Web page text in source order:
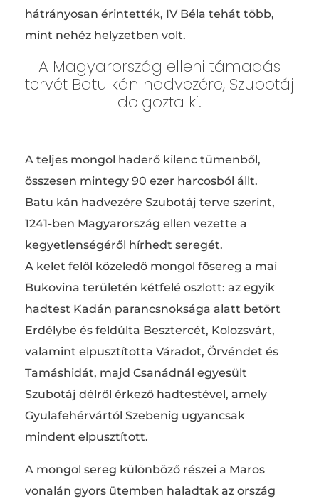
hátrányosan érintették, IV Béla tehát több,
mint nehéz helyzetben volt.
A Magyarország elleni támadás
tervét Batu kán hadvezére, Szubotáj
dolgozta ki.
A teljes mongol haderő kilenc tümenből,
összesen mintegy 90 ezer harcosból állt.
Batu kán hadvezére Szubotáj terve szerint,
1241-ben Magyarország ellen vezette a
kegyetlenségéről hírhedt seregét.
A kelet felől közeledő mongol fősereg a mai
Bukovina területén kétfelé oszlott: az egyik
hadtest Kadán parancsnoksága alatt betört
Erdélybe és feldúlta Besztercét, Kolozsvárt,
valamint elpusztította Váradot, Örvéndet és
Tamáshidát, majd Csanádnál egyesült
Szubotáj délről érkező hadtestével, amely
Gyulafehérvártól Szebenig ugyancsak
mindent elpusztított.
A mongol sereg különböző részei a Maros
vonalán gyors ütemben haladtak az ország